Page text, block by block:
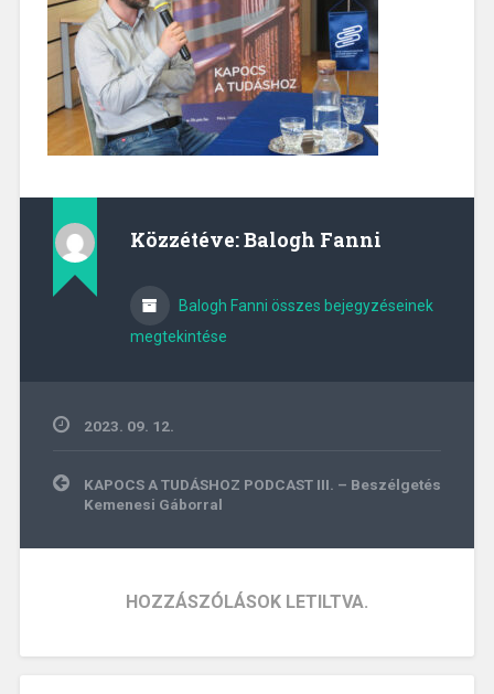
Közzétéve:Balogh Fanni
Balogh Fanni összes bejegyzéseinek
megtekintése
2023. 09. 12.
Bejegyzés
navigáció
KAPOCS A TUDÁSHOZ PODCAST III. – Beszélgetés
Kemenesi Gáborral
HOZZÁSZÓLÁSOK LETILTVA.